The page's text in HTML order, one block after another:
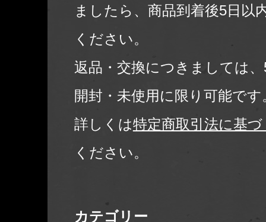
ましたら、商品到着後5日以
ください。
返品・交換につきましては
開封・未使用に限り可能です
詳しくは特定商取引法に基
ください。
カテゴリー